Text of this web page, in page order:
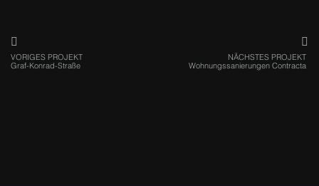
VORIGES PROJEKT
Graf-Konrad-Straße
NÄCHSTES PROJEKT
Wohnungssanierungen Contracta